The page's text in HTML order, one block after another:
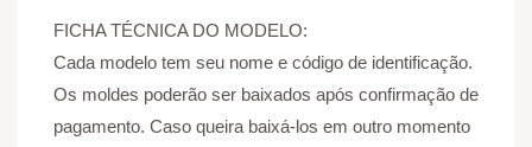
FICHA TÉCNICA DO MODELO:
Cada modelo tem seu nome e código de identificação.
Os moldes poderão ser baixados após confirmação de
pagamento. Caso queira baixá-los em outro momento